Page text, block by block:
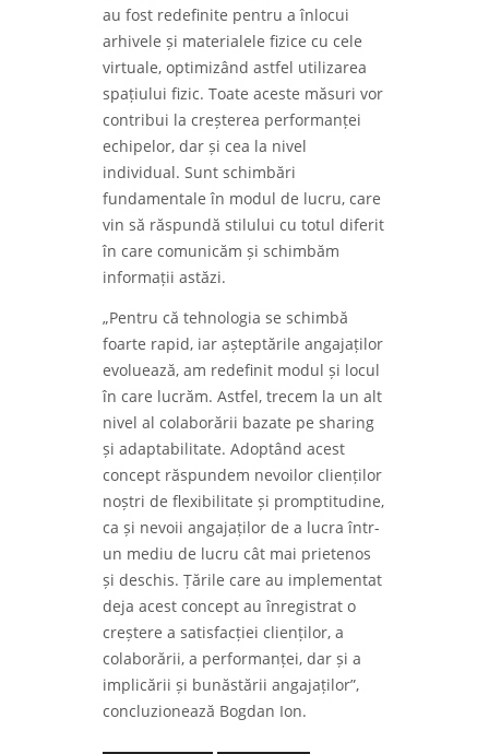
au fost redefinite pentru a înlocui
arhivele și materialele fizice cu cele
virtuale, optimizând astfel utilizarea
spațiului fizic. Toate aceste măsuri vor
contribui la creșterea performanței
echipelor, dar și cea la nivel
individual. Sunt schimbări
fundamentale în modul de lucru, care
vin să răspundă stilului cu totul diferit
în care comunicăm și schimbăm
informații astăzi.
„Pentru că tehnologia se schimbă
foarte rapid, iar așteptările angajaților
evoluează, am redefinit modul și locul
în care lucrăm. Astfel, trecem la un alt
nivel al colaborării bazate pe sharing
și adaptabilitate. Adoptând acest
concept răspundem nevoilor clienților
noștri de flexibilitate și promptitudine,
ca și nevoii angajaților de a lucra într-
un mediu de lucru cât mai prietenos
și deschis. Țările care au implementat
deja acest concept au înregistrat o
creștere a satisfacției clienților, a
colaborării, a performanței, dar și a
implicării și bunăstării angajaților”,
concluzionează Bogdan Ion.